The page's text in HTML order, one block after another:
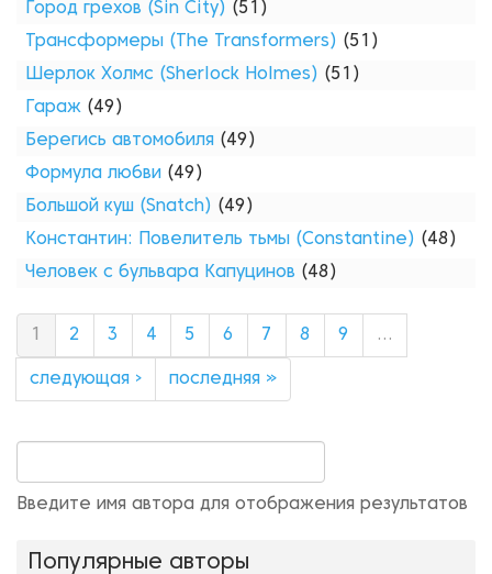
Город грехов (Sin City) (51)
Трансформеры (The Transformers) (51)
Шерлок Холмс (Sherlock Holmes) (51)
Гараж (49)
Берегись автомобиля (49)
Формула любви (49)
Большой куш (Snatch) (49)
Константин: Повелитель тьмы (Constantine) (48)
Человек с бульвара Капуцинов (48)
2 3 4 5 6 7 8 9 …
следующая › последняя »
Введите имя автора для отображения результатов
Популярные авторы